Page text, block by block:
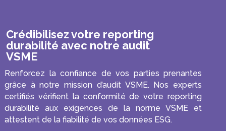
Crédibilisez votre reporting
durabilité avec notre audit
VSME
Renforcez la confiance de vos parties prenantes
grâce à notre mission d’audit VSME. Nos experts
certifiés vérifient la conformité de votre reporting
durabilité aux exigences de la norme VSME et
attestent de la fiabilité de vos données ESG.